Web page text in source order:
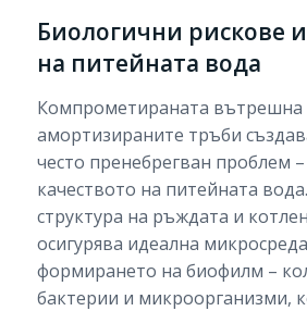
Биологични рискове
на питейната вода
Компрометираната вътрешна
амортизираните тръби
често пренебрегван проблем
качеството на питейната
структура на ръждата и
осигурява идеална
формирането на биофилм –
бактерии и микроорганизми,